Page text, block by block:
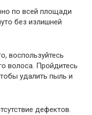
по всей площади
без излишней
воспользуйтесь
волоса. Пройдитесь
удалить пыль и
дефектов.